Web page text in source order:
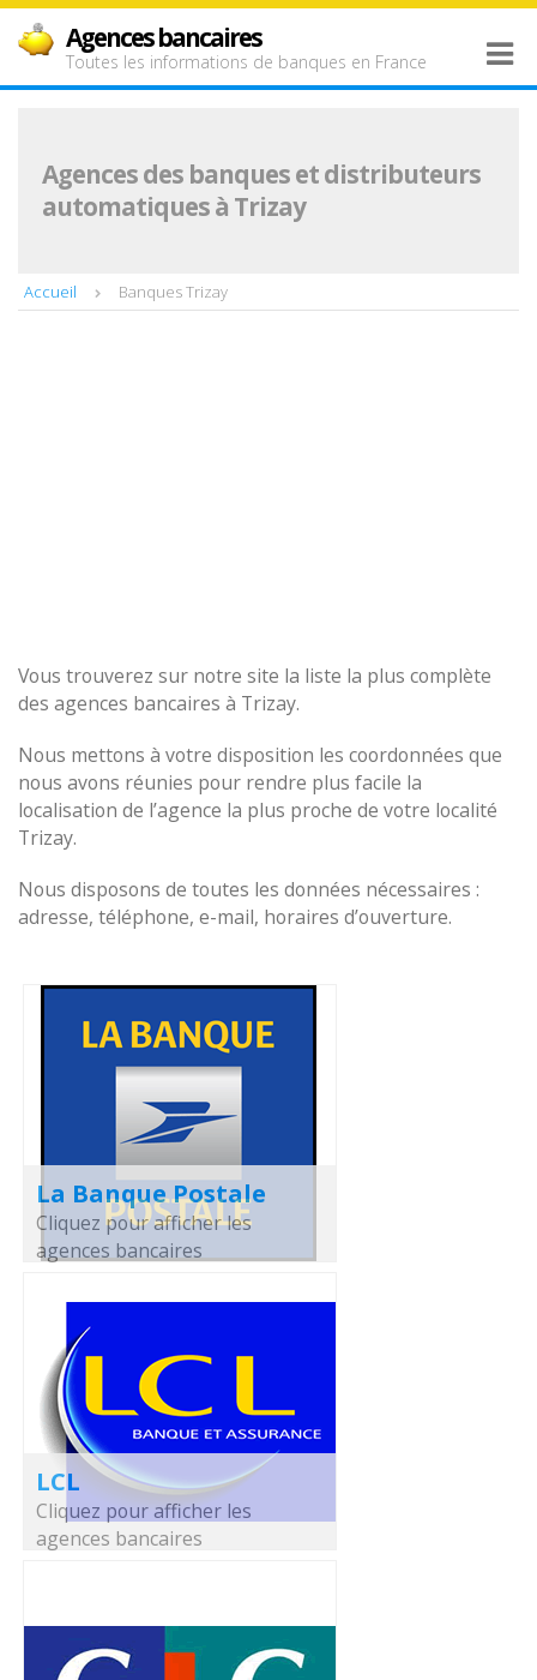
Agences bancaires
Toutes les informations de banques en France
Agences des banques et distributeurs
automatiques à Trizay
Accueil Banques Trizay
Vous trouverez sur notre site la liste la plus complète
des agences bancaires à Trizay.
Nous mettons à votre disposition les coordonnées que
nous avons réunies pour rendre plus facile la
localisation de l’agence la plus proche de votre localité
Trizay.
Nous disposons de toutes les données nécessaires :
adresse, téléphone, e-mail, horaires d’ouverture.
La Banque Postale
Cliquez pour afficher les
agences bancaires
LCL
Cliquez pour afficher les
agences bancaires